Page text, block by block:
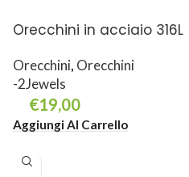
Orecchini in acciaio 316L
Orecchini, Orecchini
-2Jewels
€19,00
Aggiungi Al Carrello